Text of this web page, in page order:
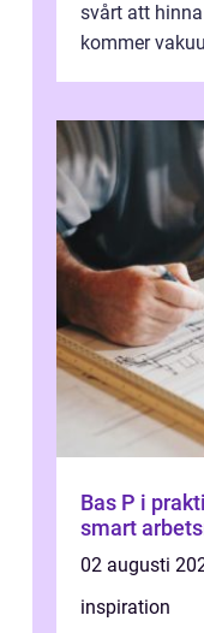
svårt att
kommer
Bas P i
smart
02 augusti
inspiration